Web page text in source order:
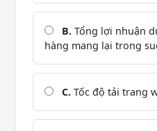
B. Tổng lợi nhuận
hàng mang lại trong
C. Tốc độ tải trang